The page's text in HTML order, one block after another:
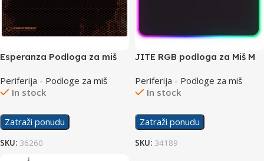
Esperanza Podloga za miš
Periferija - Podloge za miš
In stock
Zatraži ponudu
SKU: 36260
JITE RGB podloga za Miš M
Periferija - Podloge za miš
In stock
Zatraži ponudu
SKU: 34189